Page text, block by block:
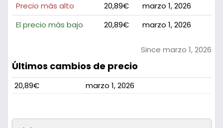
Precio más alto
20,89€
marzo 1, 2026
El precio más bajo
20,89€ marzo 1, 2026
Since marzo 1, 2026
Últimos cambios de precio
20,89€ marzo 1, 2026